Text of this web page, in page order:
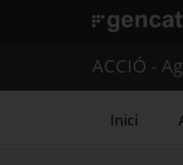
. Obre en
ACCIÓ -
Inici